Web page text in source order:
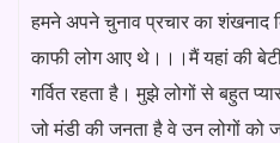
हमने अपने चुनाव प्रचार का शंखनाद
काफी लोग आए थे।।।मैं यहां की
गर्वित रहता है। मुझे लोगों से बहुत
जो मंडी की जनता है वे उन लोगों को